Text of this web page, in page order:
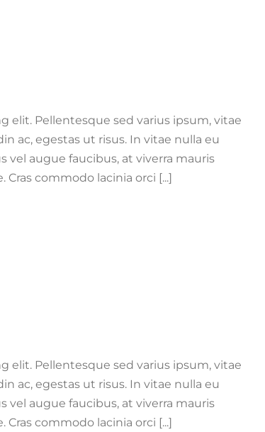
elit. Pellentesque sed varius ipsum, vitae
ac, egestas ut risus. In vitae nulla eu
augue faucibus, at viverra mauris
commodo lacinia orci [...]
elit. Pellentesque sed varius ipsum, vitae
ac, egestas ut risus. In vitae nulla eu
augue faucibus, at viverra mauris
commodo lacinia orci [...]